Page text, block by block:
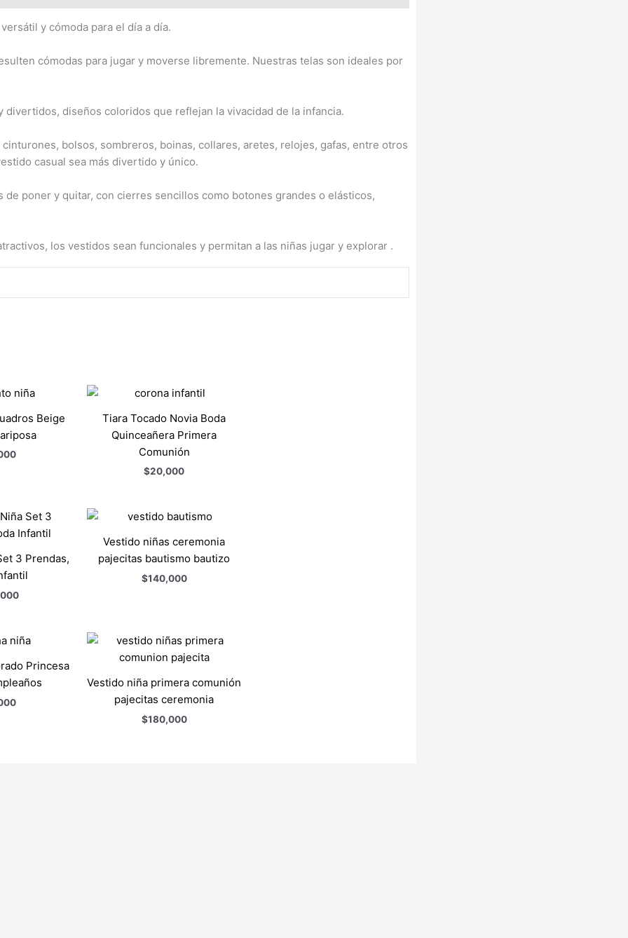
y cómoda para el día a día.
cómodas para jugar y moverse libremente. Nuestras telas son ideales por
diseños coloridos que reflejan la vivacidad de la infancia.
bolsos, sombreros, boinas, collares, aretes, relojes, gafas, entre otros
casual sea más divertido y único.
poner y quitar, con cierres sencillos como botones grandes o elásticos,
los vestidos sean funcionales y permitan a las niñas jugar y explorar .
Beige
Tiara Tocado Novia Boda
Quinceañera Primera
Comunión
$20,000
3 Prendas,
Vestido niñas ceremonia
pajecitas bautismo bautizo
$140,000
Princesa
Vestido niña primera comunión
pajecitas ceremonia
$180,000